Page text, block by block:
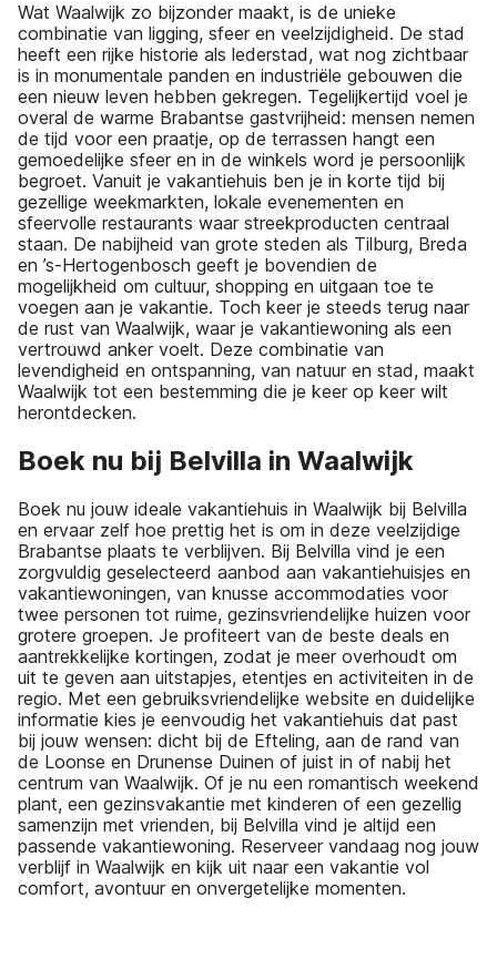
Wat Waalwijk zo bijzonder maakt, is de unieke
combinatie van ligging, sfeer en veelzijdigheid. De stad
heeft een rijke historie als lederstad, wat nog zichtbaar
is in monumentale panden en industriële gebouwen die
een nieuw leven hebben gekregen. Tegelijkertijd voel je
overal de warme Brabantse gastvrijheid: mensen nemen
de tijd voor een praatje, op de terrassen hangt een
gemoedelijke sfeer en in de winkels word je persoonlijk
begroet. Vanuit je vakantiehuis ben je in korte tijd bij
gezellige weekmarkten, lokale evenementen en
sfeervolle restaurants waar streekproducten centraal
staan. De nabijheid van grote steden als Tilburg, Breda
en ’s-Hertogenbosch geeft je bovendien de
mogelijkheid om cultuur, shopping en uitgaan toe te
voegen aan je vakantie. Toch keer je steeds terug naar
de rust van Waalwijk, waar je vakantiewoning als een
vertrouwd anker voelt. Deze combinatie van
levendigheid en ontspanning, van natuur en stad, maakt
Waalwijk tot een bestemming die je keer op keer wilt
herontdecken.
Boek nu bij Belvilla in Waalwijk
Boek nu jouw ideale vakantiehuis in Waalwijk bij Belvilla
en ervaar zelf hoe prettig het is om in deze veelzijdige
Brabantse plaats te verblijven. Bij Belvilla vind je een
zorgvuldig geselecteerd aanbod aan vakantiehuisjes en
vakantiewoningen, van knusse accommodaties voor
twee personen tot ruime, gezinsvriendelijke huizen voor
grotere groepen. Je profiteert van de beste deals en
aantrekkelijke kortingen, zodat je meer overhoudt om
uit te geven aan uitstapjes, etentjes en activiteiten in de
regio. Met een gebruiksvriendelijke website en duidelijke
informatie kies je eenvoudig het vakantiehuis dat past
bij jouw wensen: dicht bij de Efteling, aan de rand van
de Loonse en Drunense Duinen of juist in of nabij het
centrum van Waalwijk. Of je nu een romantisch weekend
plant, een gezinsvakantie met kinderen of een gezellig
samenzijn met vrienden, bij Belvilla vind je altijd een
passende vakantiewoning. Reserveer vandaag nog jouw
verblijf in Waalwijk en kijk uit naar een vakantie vol
comfort, avontuur en onvergetelijke momenten.